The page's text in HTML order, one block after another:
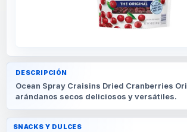
DESCRIPCIÓN
Ocean Spray Craisins Dried Cranberries
arándanos secos deliciosos y versátiles.
SNACKS Y DULCES